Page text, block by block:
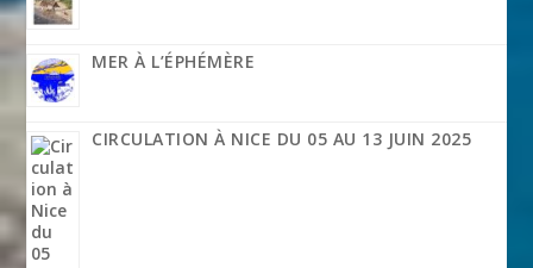
MER À L’ÉPHÉMÈRE
CIRCULATION À NICE DU 05 AU 13 JUIN 2025